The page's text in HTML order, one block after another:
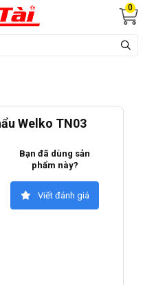
0
Welko TN03
Bạn đã dùng sản
phẩm này?
Viết đánh giá